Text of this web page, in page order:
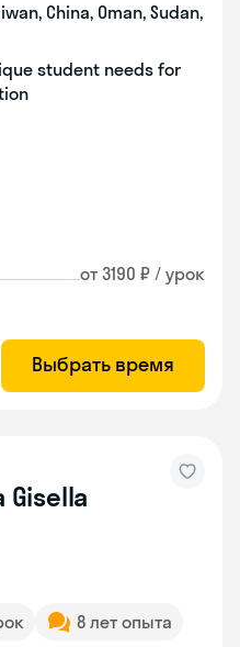
China, Oman, Sudan,
student needs for
от 3190 ₽ / урок
Выбрать время
Gisella
8 лет опыта